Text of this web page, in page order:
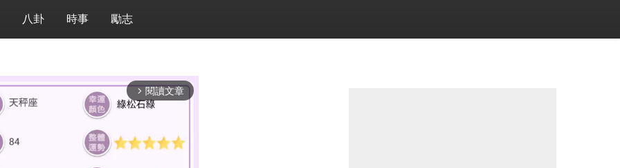
八卦 時事 勵志
arrow_forward_ios 閱讀文章